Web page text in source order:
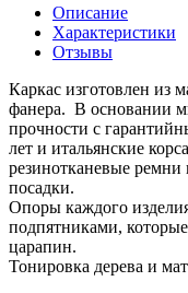
Описание
Характеристики
Отзывы
Каркас изготовлен из
фанера. В основании
прочности с
лет и итальянские
резинотканевые ремни
посадки.
Опоры каждого
подпятниками,
Тонировка дерева и